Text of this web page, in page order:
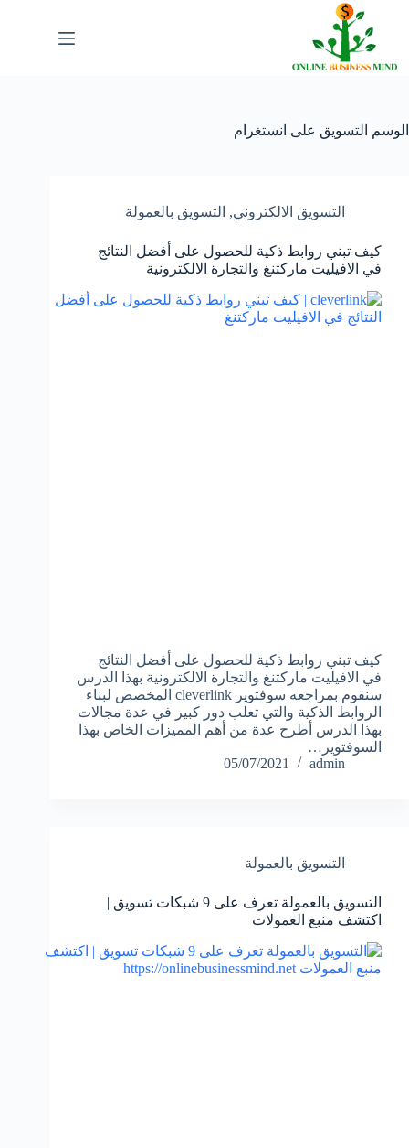
المحتوى
الوسم التسويق على انستغرام
التسويق الالكتروني, التسويق بالعمولة
كيف تبني روابط ذكية للحصول على أفضل النتائج
في الافيليت ماركتنغ والتجارة الالكترونية
كيف تبني روابط ذكية للحصول على أفضل النتائج
في الافيليت ماركتنغ والتجارة الالكترونية بهذا الدرس
سنقوم بمراجعه سوفتوير cleverlink المخصص لبناء
الروابط الذكية والتي تعلب دور كبير في عدة مجالات
بهذا الدرس أطرح عدة من أهم المميزات الخاص بهذا
السوفتوير…
admin
05/07/2021
التسويق بالعمولة
التسويق بالعمولة تعرف على 9 شبكات تسويق |
اكتشف منبع العمولات